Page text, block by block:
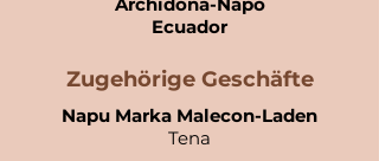
Archidona-Napo
Ecuador​
Zugehörige Geschäfte
Napu Marka Malecon-Laden
Tena